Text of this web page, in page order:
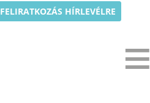
FELIRATKOZÁS HÍRLEVÉLRE